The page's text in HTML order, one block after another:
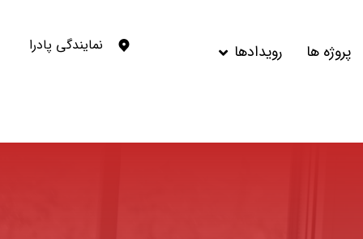
پروژه ها رویدادها نمایندگی پادرا